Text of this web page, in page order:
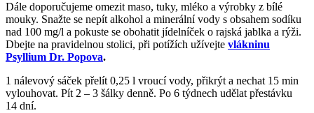
Dále doporučujeme omezit maso, tuky, mléko a výrobky z bílé
mouky. Snažte se nepít alkohol a minerální vody s obsahem sodíku
nad 100 mg/l a pokuste se obohatit jídelníček o rajská jablka a rýži.
Dbejte na pravidelnou stolici, při potížích užívejte vlákninu
Psyllium Dr. Popova.
1 nálevový sáček přelít 0,25 l vroucí vody, přikrýt a nechat 15 min
vylouhovat. Pít 2 – 3 šálky denně. Po 6 týdnech udělat přestávku
14 dní.